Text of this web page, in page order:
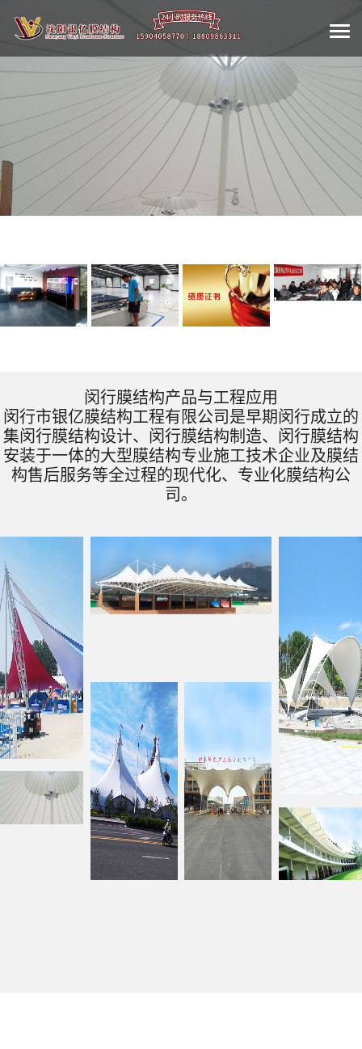
闵行膜结构产品与工程应用
闵行市银亿膜结构工程有限公司是早期闵行成立的
集闵行膜结构设计、闵行膜结构制造、闵行膜结构
安装于一体的大型膜结构专业施工技术企业及膜结
构售后服务等全过程的现代化、专业化膜结构公
司。